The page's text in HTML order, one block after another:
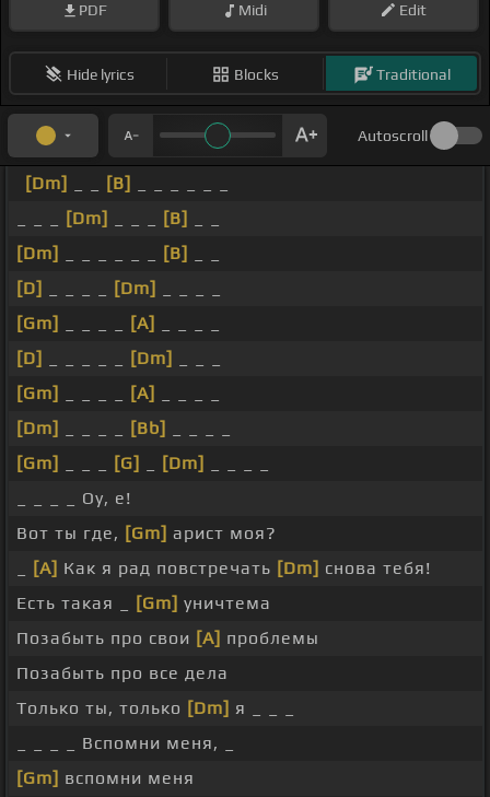
PDF Midi Edit
Hide lyrics Blocks Traditional
Autoscroll
[Dm] [B]
[Dm] [B]
[Dm]
[B]
[D]
[Dm]
[Gm]
[A]
[D]
[Dm]
[Gm]
[A]
[Dm]
[Bb]
[Gm]
[G] [Dm]
_ _ _ _ Оу, е!
Вот ты где, [Gm] арист моя?
[A] Как я рад повстречать [Dm] снова тебя!
Есть такая _
[Gm] уничтема
Позабыть про свои [A] проблемы
Позабыть про все дела
Только ты, только [Dm] я _ _ _
_ _ _ _ Вспомни меня, _
[Gm] вспомни меня